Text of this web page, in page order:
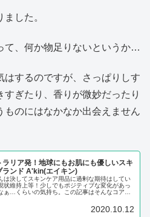
した。
て、何か物足りないというか…
はするのですが、さっぱりしす
すぎたり、香りが微妙だったり
ものにはなかなか出会えません
ラリア発！地球にもお肌にも優しいスキ
ランド A'kin(エイキン)
は決してスキンケア用品に過剰な期待はしてい
状維持上等！少しでもポジティブな変化があっ
ぁ…くらいの気持ち。この記事はそんなコアラ
2020.10.12